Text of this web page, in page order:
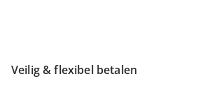
Veilig & flexibel betalen